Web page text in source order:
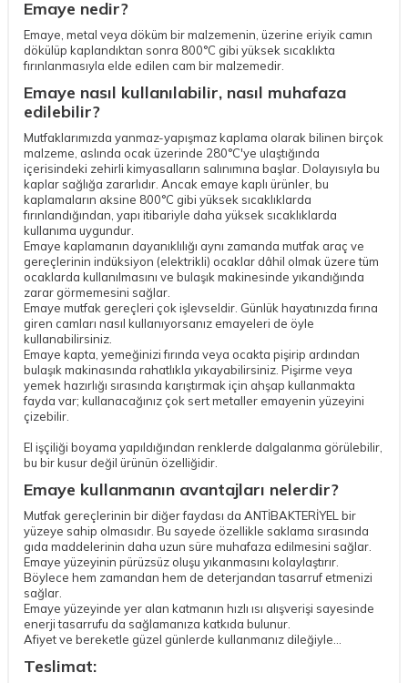
Emaye nedir?
Emaye, metal veya döküm bir malzemenin, üzerine eriyik camın
dökülüp kaplandıktan sonra 800°C gibi yüksek sıcaklıkta
fırınlanmasıyla elde edilen cam bir malzemedir.
Emaye nasıl kullanılabilir, nasıl muhafaza
edilebilir?
Mutfaklarımızda yanmaz-yapışmaz kaplama olarak bilinen birçok
malzeme, aslında ocak üzerinde 280°C'ye ulaştığında
içerisindeki zehirli kimyasalların salınımına başlar. Dolayısıyla bu
kaplar sağlığa zararlıdır. Ancak emaye kaplı ürünler, bu
kaplamaların aksine 800°C gibi yüksek sıcaklıklarda
fırınlandığından, yapı itibariyle daha yüksek sıcaklıklarda
kullanıma uygundur.
Emaye kaplamanın dayanıklılığı aynı zamanda mutfak araç ve
gereçlerinin indüksiyon (elektrikli) ocaklar dâhil olmak üzere tüm
ocaklarda kullanılmasını ve bulaşık makinesinde yıkandığında
zarar görmemesini sağlar.
Emaye mutfak gereçleri çok işlevseldir. Günlük hayatınızda fırına
giren camları nasıl kullanıyorsanız emayeleri de öyle
kullanabilirsiniz.
Emaye kapta, yemeğinizi fırında veya ocakta pişirip ardından
bulaşık makinasında rahatlıkla yıkayabilirsiniz. Pişirme veya
yemek hazırlığı sırasında karıştırmak için ahşap kullanmakta
fayda var; kullanacağınız çok sert metaller emayenin yüzeyini
çizebilir.
El işçiliği boyama yapıldığından renklerde dalgalanma görülebilir,
bu bir kusur değil ürünün özelliğidir.
Emaye kullanmanın avantajları nelerdir?
Mutfak gereçlerinin bir diğer faydası da ANTİBAKTERİYEL bir
yüzeye sahip olmasıdır. Bu sayede özellikle saklama sırasında
gıda maddelerinin daha uzun süre muhafaza edilmesini sağlar.
Emaye yüzeyinin pürüzsüz oluşu yıkanmasını kolaylaştırır.
Böylece hem zamandan hem de deterjandan tasarruf etmenizi
sağlar.
Emaye yüzeyinde yer alan katmanın hızlı ısı alışverişi sayesinde
enerji tasarrufu da sağlamanıza katkıda bulunur.
Afiyet ve bereketle güzel günlerde kullanmanız dileğiyle...
Teslimat: